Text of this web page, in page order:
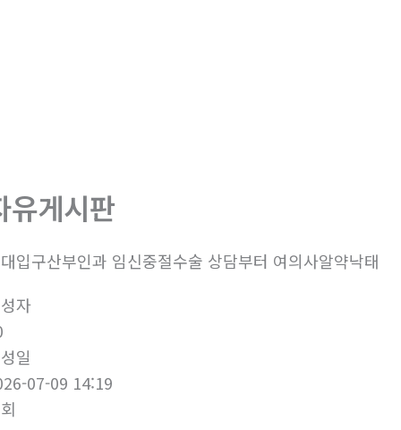
유게시판
입구산부인과 임신중절수술 상담부터 여의사알약낙­태
자
일
07-09 14:19